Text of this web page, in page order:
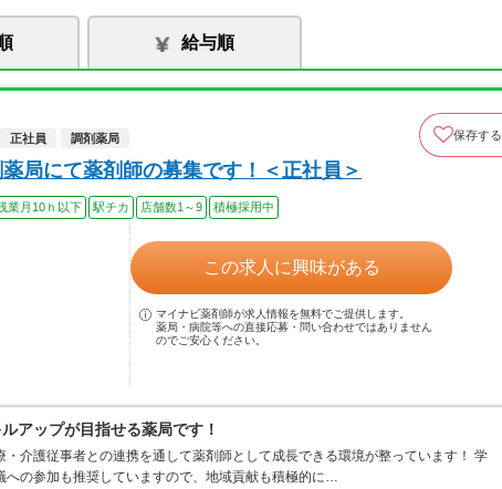
給与順
正社員 調剤薬局 保存する
局にて薬剤師の募集です！＜正社員＞
業月10ｈ以下 駅チカ 店舗数1～9 積極採用中
この求人に興味がある
マイナビ薬剤師が求人情報を無料でご提供します。
薬局・病院等への直接応募・問い合わせではありません
のでご安心ください。
アップが目指せる薬局です！
介護従事者との連携を通して薬剤師として成長できる環境が整っています！ 学
への参加も推奨していますので、地域貢献も積極的に…